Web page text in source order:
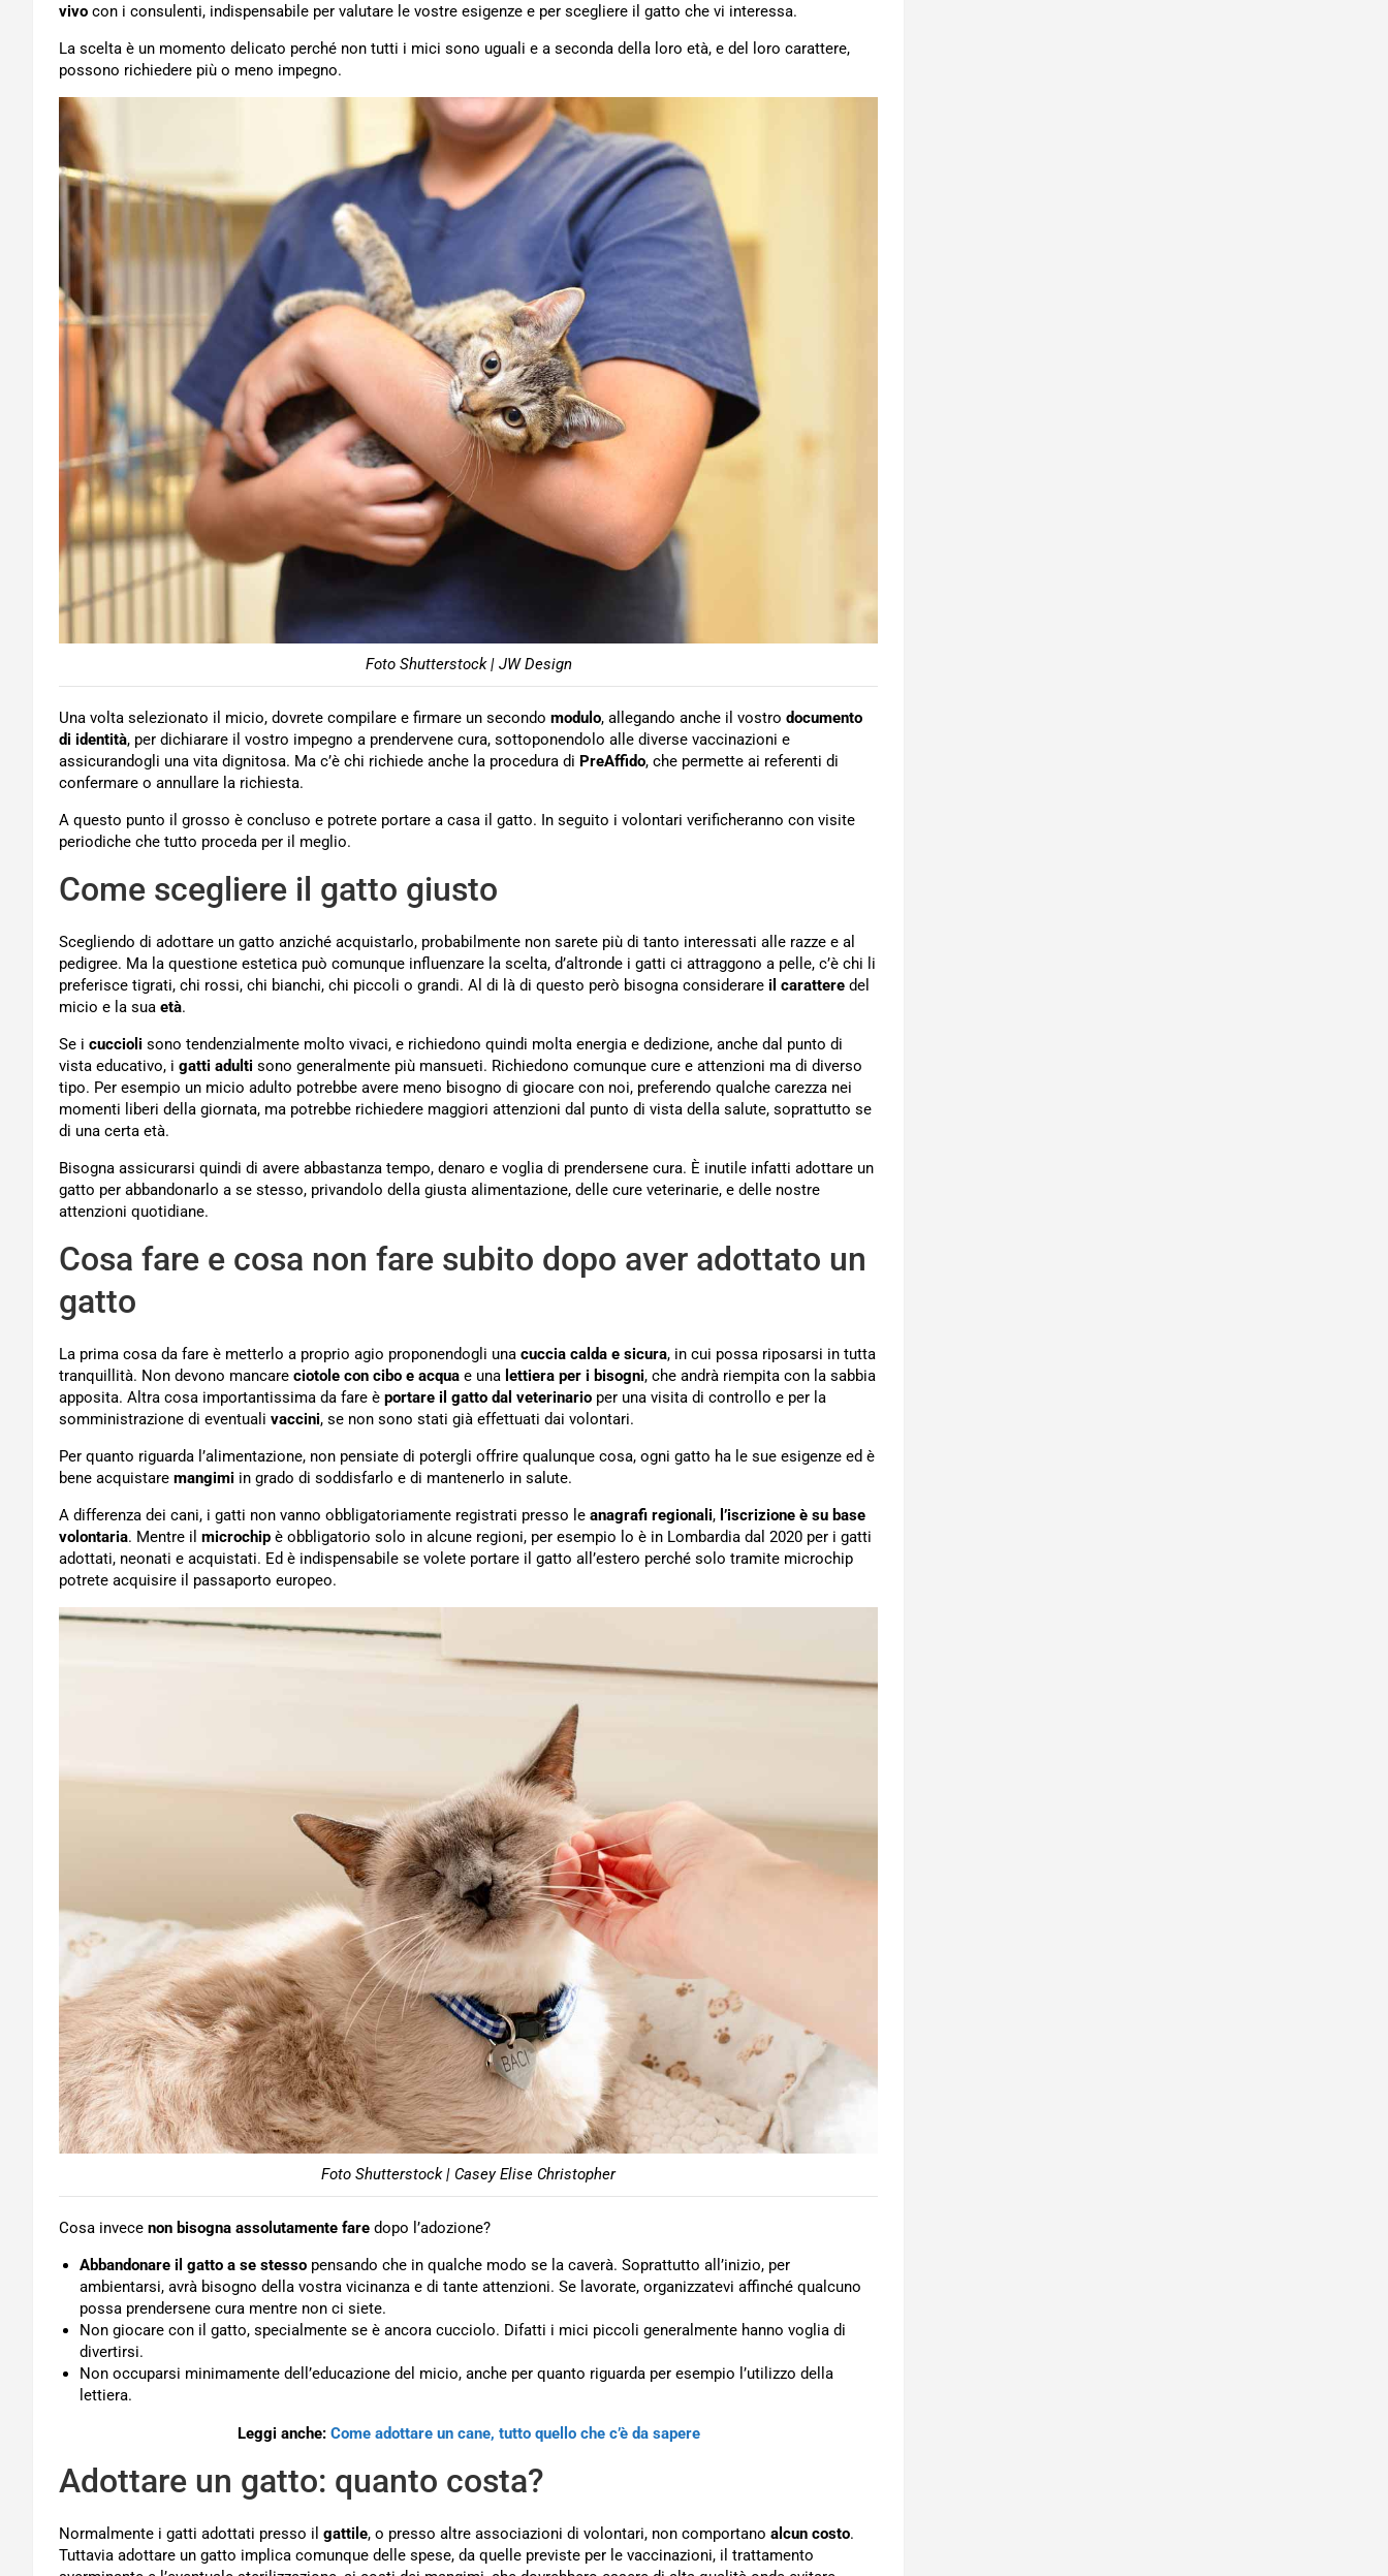
vivo con i consulenti, indispensabile per valutare le vostre esigenze e per scegliere il gatto che vi interessa.
La scelta è un momento delicato perché non tutti i mici sono uguali e a seconda della loro età, e del loro carattere,
possono richiedere più o meno impegno.
Foto Shutterstock | JW Design
Una volta selezionato il micio, dovrete compilare e firmare un secondo modulo, allegando anche il vostro documento
di identità, per dichiarare il vostro impegno a prendervene cura, sottoponendolo alle diverse vaccinazioni e
assicurandogli una vita dignitosa. Ma c’è chi richiede anche la procedura di PreAffido, che permette ai referenti di
confermare o annullare la richiesta.
A questo punto il grosso è concluso e potrete portare a casa il gatto. In seguito i volontari verificheranno con visite
periodiche che tutto proceda per il meglio.
Come scegliere il gatto giusto
Scegliendo di adottare un gatto anziché acquistarlo, probabilmente non sarete più di tanto interessati alle razze e al
pedigree. Ma la questione estetica può comunque influenzare la scelta, d’altronde i gatti ci attraggono a pelle, c’è chi li
preferisce tigrati, chi rossi, chi bianchi, chi piccoli o grandi. Al di là di questo però bisogna considerare il carattere del
micio e la sua età.
Se i cuccioli sono tendenzialmente molto vivaci, e richiedono quindi molta energia e dedizione, anche dal punto di
vista educativo, i gatti adulti sono generalmente più mansueti. Richiedono comunque cure e attenzioni ma di diverso
tipo. Per esempio un micio adulto potrebbe avere meno bisogno di giocare con noi, preferendo qualche carezza nei
momenti liberi della giornata, ma potrebbe richiedere maggiori attenzioni dal punto di vista della salute, soprattutto se
di una certa età.
Bisogna assicurarsi quindi di avere abbastanza tempo, denaro e voglia di prendersene cura. È inutile infatti adottare un
gatto per abbandonarlo a se stesso, privandolo della giusta alimentazione, delle cure veterinarie, e delle nostre
attenzioni quotidiane.
Cosa fare e cosa non fare subito dopo aver adottato un
gatto
La prima cosa da fare è metterlo a proprio agio proponendogli una cuccia calda e sicura, in cui possa riposarsi in tutta
tranquillità. Non devono mancare ciotole con cibo e acqua e una lettiera per i bisogni, che andrà riempita con la sabbia
apposita. Altra cosa importantissima da fare è portare il gatto dal veterinario per una visita di controllo e per la
somministrazione di eventuali vaccini, se non sono stati già effettuati dai volontari.
Per quanto riguarda l’alimentazione, non pensiate di potergli offrire qualunque cosa, ogni gatto ha le sue esigenze ed è
bene acquistare mangimi in grado di soddisfarlo e di mantenerlo in salute.
A differenza dei cani, i gatti non vanno obbligatoriamente registrati presso le anagrafi regionali, l’iscrizione è su base
volontaria. Mentre il microchip è obbligatorio solo in alcune regioni, per esempio lo è in Lombardia dal 2020 per i gatti
adottati, neonati e acquistati. Ed è indispensabile se volete portare il gatto all’estero perché solo tramite microchip
potrete acquisire il passaporto europeo.
Foto Shutterstock | Casey Elise Christopher
Cosa invece non bisogna assolutamente fare dopo l’adozione?
Abbandonare il gatto a se stesso pensando che in qualche modo se la caverà. Soprattutto all’inizio, per
ambientarsi, avrà bisogno della vostra vicinanza e di tante attenzioni. Se lavorate, organizzatevi affinché qualcuno
possa prendersene cura mentre non ci siete.
Non giocare con il gatto, specialmente se è ancora cucciolo. Difatti i mici piccoli generalmente hanno voglia di
divertirsi.
Non occuparsi minimamente dell’educazione del micio, anche per quanto riguarda per esempio l’utilizzo della
lettiera.
Leggi anche: Come adottare un cane, tutto quello che c’è da sapere
Adottare un gatto: quanto costa?
Normalmente i gatti adottati presso il gattile, o presso altre associazioni di volontari, non comportano alcun costo.
Tuttavia adottare un gatto implica comunque delle spese, da quelle previste per le vaccinazioni, il trattamento